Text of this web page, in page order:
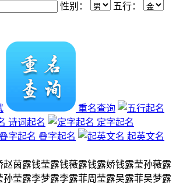
性别： 五行：
重名查询
诗词起名
定字起名
叠字起名
起英文名
赵茵露钱莹露钱薇露钱露娇钱露莹孙薇露
孙莹露李梦露李露菲周莹露吴露菲吴梦露